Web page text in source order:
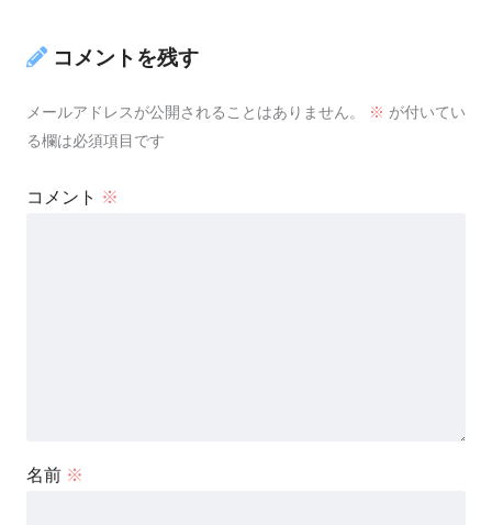
コメントを残す
メールアドレスが公開されることはありません。 ※ が付いてい
る欄は必須項目です
コメント ※
名前 ※